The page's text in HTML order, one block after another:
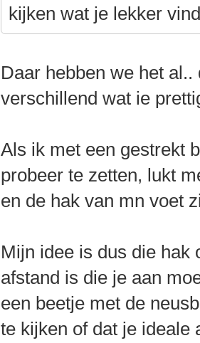
kijken wat je lekker
Daar hebben we het
verschillend wat ie
Als ik met een gestrekt
probeer te zetten, lukt
en de hak van mn voet
Mijn idee is dus die hak
afstand is die je aan
een beetje met de
te kijken of dat je ideale